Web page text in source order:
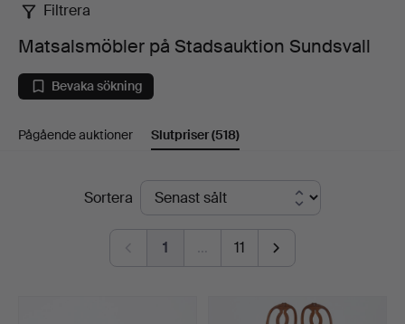
Matsalsmöbler
på
Stadsauktion
Sundsvall
Filtrera
Matsalsmöbler på Stadsauktion Sundsvall
Bevaka sökning
Pågående auktioner Slutpriser(518)
SlutpriserSortera
1 … 11